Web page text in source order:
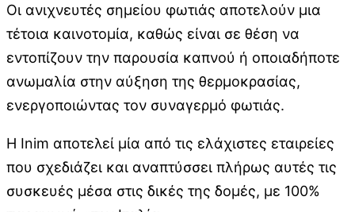
Οι ανιχνευτές σημείου φωτιάς αποτελούν μια
τέτοια καινοτομία, καθώς είναι σε θέση να
εντοπίζουν την παρουσία καπνού ή οποιαδήποτε
ανωμαλία στην αύξηση της θερμοκρασίας,
ενεργοποιώντας τον συναγερμό φωτιάς.
Η Inim αποτελεί μία από τις ελάχιστες εταιρείες
που σχεδιάζει και αναπτύσσει πλήρως αυτές τις
συσκευές μέσα στις δικές της δομές, με 100%